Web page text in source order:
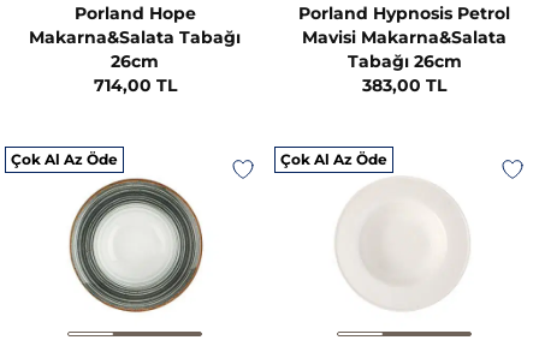
Porland Hope
Makarna&Salata Tabağı
26cm
714,00 TL
Porland Hypnosis Petrol
Mavisi Makarna&Salata
Tabağı 26cm
383,00 TL
Çok Al Az Öde Çok Al Az Öde